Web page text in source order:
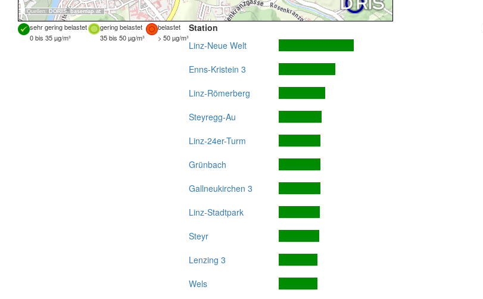
Quellen: DORIS, basemap.at
sehr gering belastet gering belastet
belastet
0 bis 35 µg/m³
35 bis 50 µg/m³ > 50 µg/m³
Station
Linz-Neue Welt
Enns-Kristein 3
Linz-Römerberg
Steyregg-Au
Linz-24er-Turm
Grünbach
Gallneukirchen 3
Linz-Stadtpark
Steyr
Lenzing 3
Wels